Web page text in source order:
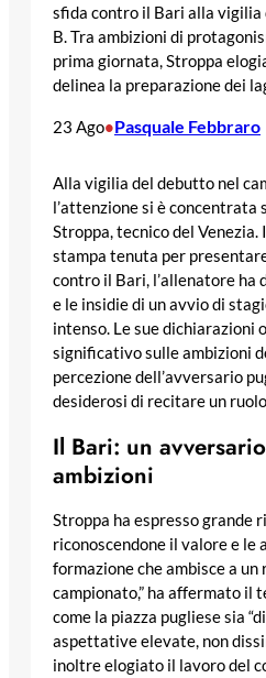
sfida contro il Bari alla vigilia
B. Tra ambizioni di
prima giornata, Stroppa
delinea la preparazione dei
23 Ago•Pasquale Febbraro
Alla vigilia del debutto nel
l’attenzione si è concentrata
Stroppa, tecnico del Venezia.
stampa tenuta per
contro il Bari, l’allenatore
e le insidie di un avvio di
intenso. Le sue dichiarazioni
significativo sulle ambizioni
percezione dell’avversario
desiderosi di recitare un
Il Bari: un
ambizioni
Stroppa ha espresso grande
riconoscendone il valore e le
formazione che ambisce a un
campionato,” ha affermato il
come la piazza pugliese sia
aspettative elevate, non
inoltre elogiato il lavoro del